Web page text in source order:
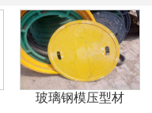
1 2 3
玻璃钢模压型材